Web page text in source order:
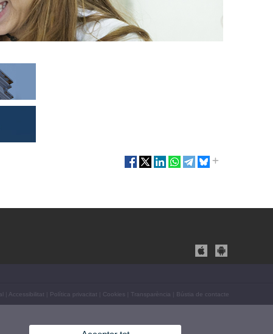
Accessibilitat Política privacitat Cookies Transparència Bústia de contacte